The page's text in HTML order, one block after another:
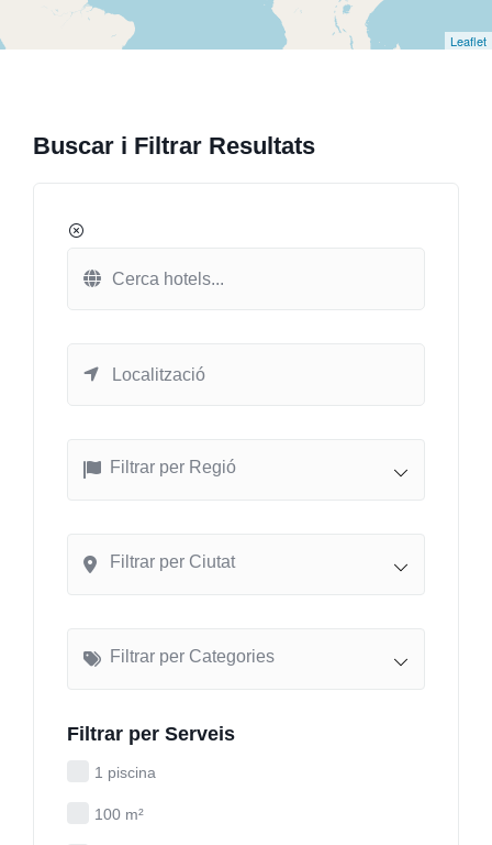
Leaflet
Buscar i Filtrar Resultats
Filtrar per Regió
Filtrar per Ciutat
Filtrar per Categories
Filtrar per Serveis
1 piscina
100 m²